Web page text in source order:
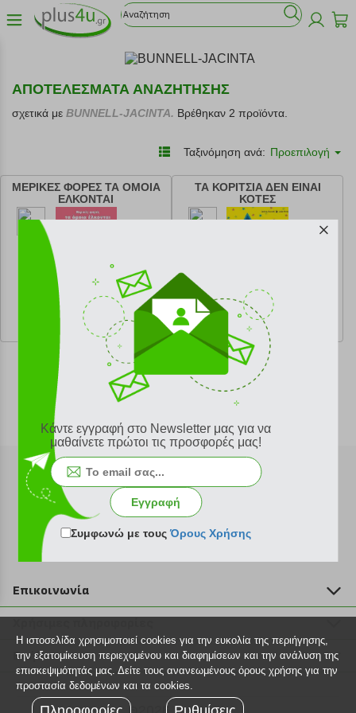
ΑΠΟΤΕΛΕΣΜΑΤΑ ΑΝΑΖΗΤΗΣΗΣ
σχετικά με BUNNELL-JACINTA. Βρέθηκαν 2 προϊόντα.
Ταξινόμηση ανά: Προεπιλογή
ΜΕΡΙΚΕΣ ΦΟΡΕΣ ΤΑ ΟΜΟΙΑ
ΕΛΚΟΝΤΑΙ
κωδ. 108165614
10.81 €
Ελάχιστη 30 ημερών 12.01 €
Προτεινόμενη λιανική 12.01 €
ΤΑ ΚΟΡΙΤΣΙΑ ΔΕΝ ΕΙΝΑΙ
ΚΟΤΕΣ
108165616
10.81 €
Ελάχιστη 30 ημερών 12.01 €
Προτεινόμενη λιανική 12.01 €
Εγγραφή στο newsletter
Επικοινωνία
211 2000 700
info@plus4u.gr
Η εταιρία
Σημεία παραλαβής
Ευκαιρίες καριέρας
Βοήθεια
Εξέλιξη παραγγελίας
Τρόποι παραγγελίας
Κάντε εγγραφή στο Newsletter μας για να
μαθαίνετε πρώτοι τις προσφορές μας!
Εγγραφή
Συμφωνώ με τουςΌρους Χρήσης
Η ιστοσελίδα χρησιμοποιεί cookies για την ευκολία της περιήγησης,
την εξατομίκευση περιεχομένου και διαφημίσεων και την ανάλυση της
επισκεψιμότητάς μας. Δείτε τους ανανεωμένους όρους χρήσης για την
προστασία δεδομένων και τα cookies.